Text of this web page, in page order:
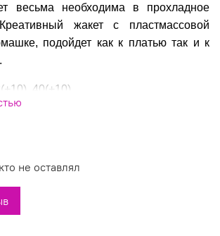
весьма необходима в прохладное
жакет с пластмассовой
подойдет как к платью так и к
40(+10)
коттон
2762: , фото, состав, производитель.
не оставлял